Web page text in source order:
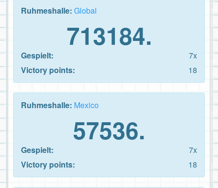
Ruhmeshalle: Global
713184.
Gespielt:
7x
Victory points:
18
Ruhmeshalle: Mexico
57536.
Gespielt:
7x
Victory points:
18